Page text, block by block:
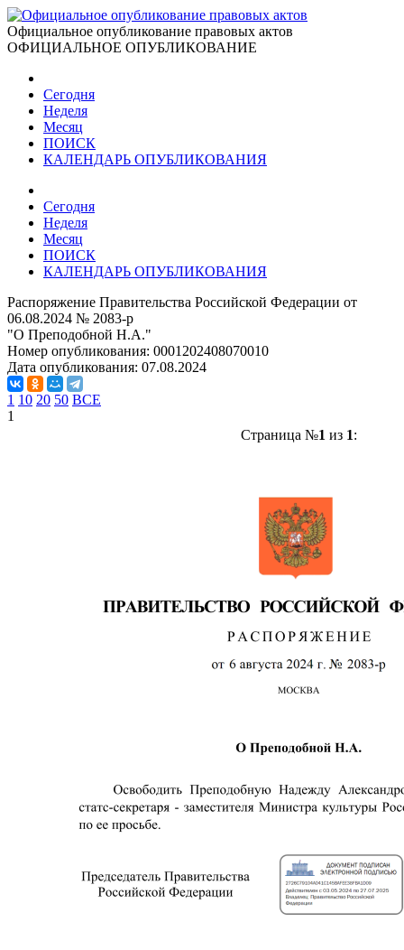
Официальное опубликование правовых актов
ОФИЦИАЛЬНОЕ ОПУБЛИКОВАНИЕ
Сегодня
Неделя
Месяц
ПОИСК
КАЛЕНДАРЬ ОПУБЛИКОВАНИЯ
Сегодня
Неделя
Месяц
ПОИСК
КАЛЕНДАРЬ ОПУБЛИКОВАНИЯ
Распоряжение Правительства Российской Федерации от
06.08.2024 № 2083-р
"О Преподобной Н.А."
Номер опубликования: 0001202408070010
Дата опубликования: 07.08.2024
1 10 20 50 ВСЕ
1
Страница №1 из 1: